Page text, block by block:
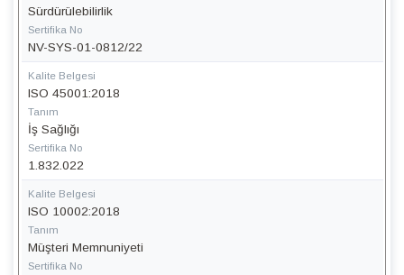
Sürdürülebilirlik
Sertifika No
NV-SYS-01-0812/22
Kalite Belgesi
ISO 45001:2018
Tanım
İş Sağlığı
Sertifika No
1.832.022
Kalite Belgesi
ISO 10002:2018
Tanım
Müşteri Memnuniyeti
Sertifika No